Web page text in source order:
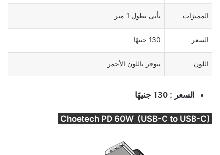
المميزات يأتى بطول 1 متر
السعر 130 جنيهًا
اللون يتوفر باللون الأحمر
السعر : 130 جنيهًا
Choetech PD 60W (USB-C to USB-C)